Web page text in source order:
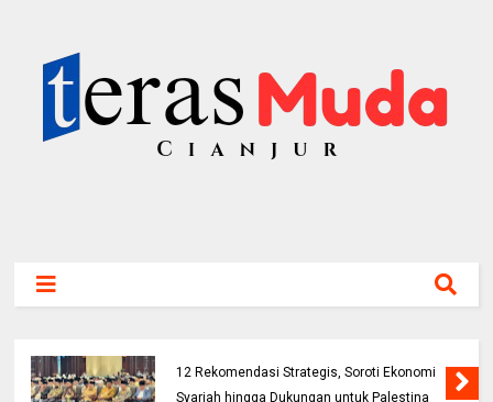
Persib Kalahkan DPMM FC 1-0, Lolos ke
Semifinal Piala Presiden 2026